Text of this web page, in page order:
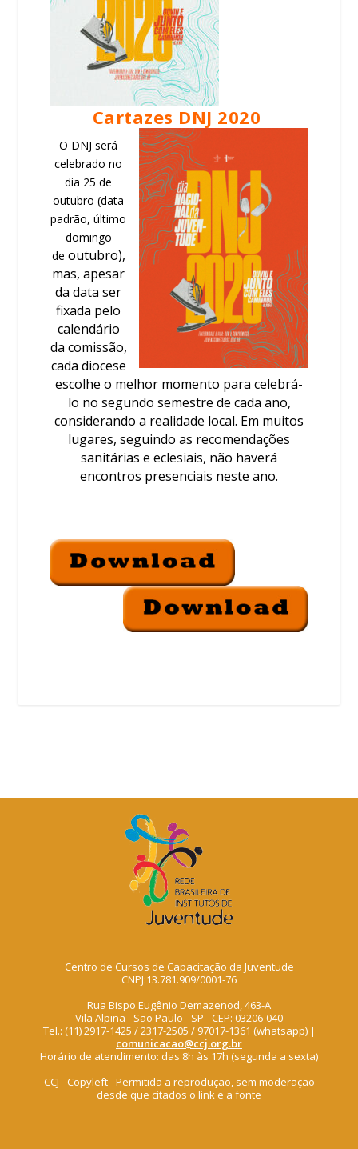
Cartazes DNJ 2020
O DNJ será
celebrado no
dia 25 de
outubro (data
padrão, último
domingo
de outubro),
mas, apesar
da data ser
fixada pelo
calendário
da comissão,
cada diocese
escolhe o melhor momento para celebrá-
lo no segundo semestre de cada ano,
considerando a realidade local. Em muitos
lugares, seguindo as recomendações
sanitárias e eclesiais, não haverá
encontros presenciais neste ano.
Centro de Cursos de Capacitação da Juventude
CNPJ:13.781.909/0001-76
Rua Bispo Eugênio Demazenod, 463-A
Vila Alpina - São Paulo - SP - CEP: 03206-040
Tel.: (11) 2917-1425 / 2317-2505 / 97017-1361 (whatsapp) |
comunicacao@ccj.org.br
Horário de atendimento: das 8h às 17h (segunda a sexta)
CCJ - Copyleft - Permitida a reprodução, sem moderação
desde que citados o link e a fonte